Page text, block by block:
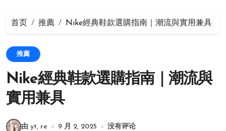
首页 推薦 Nike經典鞋款選購指南｜潮流與實用兼具
推薦
Nike經典鞋款選購指南｜潮流與
實用兼具
由 yt, re 9 月 2, 2025 没有评论